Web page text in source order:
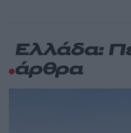
Ελλάδα:
άρθρα